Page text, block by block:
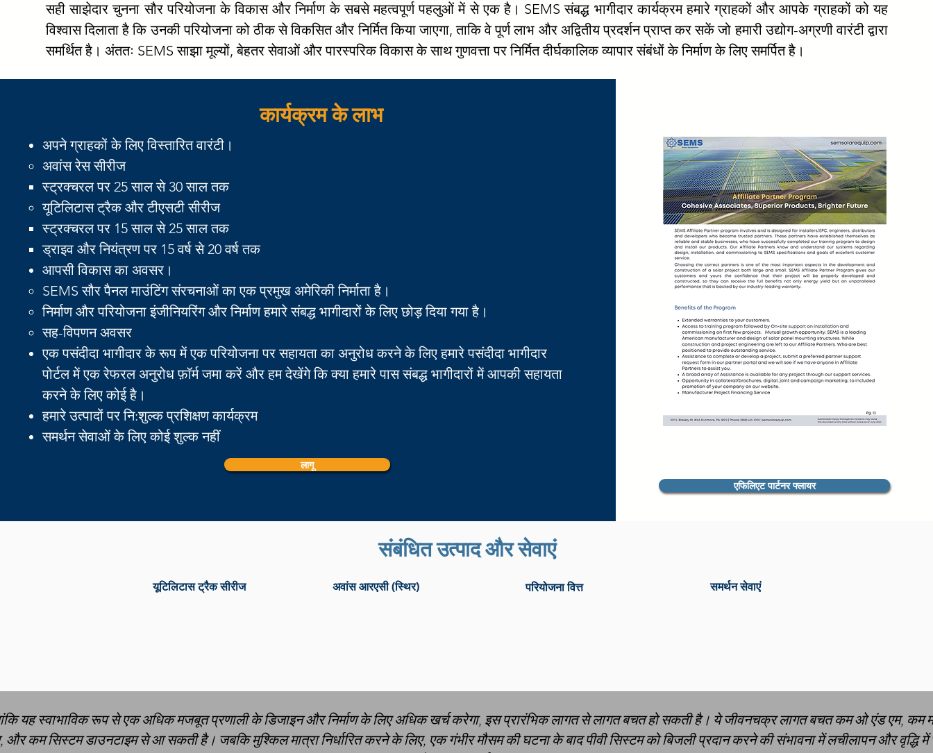
सही साझेदार चुनना सौर परियोजना के विकास और निर्माण के सबसे महत्वपूर्ण पहलुओं में से एक है। SEMS संबद्ध भागीदार कार्यक्रम हमारे ग्राहकों और आपके ग्राहकों को यह
विश्वास दिलाता है कि उनकी परियोजना को ठीक से विकसित और निर्मित किया जाएगा, ताकि वे पूर्ण लाभ और अद्वितीय प्रदर्शन प्राप्त कर सकें जो हमारी उद्योग-अग्रणी वारंटी द्वारा
समर्थित है। अंततः SEMS साझा मूल्यों, बेहतर सेवाओं और पारस्परिक विकास के साथ गुणवत्ता पर निर्मित दीर्घकालिक व्यापार संबंधों के निर्माण के लिए समर्पित है।
कार्यक्रम के लाभ
अपने ग्राहकों के लिए विस्तारित वारंटी।
अवांस रेस सीरीज
स्ट्रक्चरल पर 25 साल से 30 साल तक
यूटिलिटास ट्रैक और टीएसटी सीरीज
स्ट्रक्चरल पर 15 साल से 25 साल तक
ड्राइव और नियंत्रण पर 15 वर्ष से 20 वर्ष तक
आपसी विकास का अवसर।
SEMS सौर पैनल माउंटिंग संरचनाओं का एक प्रमुख अमेरिकी निर्माता है।
निर्माण और परियोजना इंजीनियरिंग और निर्माण हमारे संबद्ध भागीदारों के लिए छोड़ दिया गया है।
सह-विपणन अवसर
एक पसंदीदा भागीदार के रूप में एक परियोजना पर सहायता का अनुरोध करने के लिए हमारे पसंदीदा भागीदार
पोर्टल में एक रेफरल अनुरोध फ़ॉर्म जमा करें और हम देखेंगे कि क्या हमारे पास संबद्ध भागीदारों में आपकी सहायता
करने के लिए कोई है।
हमारे उत्पादों पर नि:शुल्क प्रशिक्षण कार्यक्रम
समर्थन सेवाओं के लिए कोई शुल्क नहीं
लागू
एफिलिएट पार्टनर फ्लायर
संबंधित उत्पाद और सेवाएं
यूटिलिटास ट्रैक सीरीज अवांस आरएसी (स्थिर) परियोजना वित्त समर्थन सेवाएं
यह स्वाभाविक रूप से एक अधिक मजबूत प्रणाली के डिजाइन और निर्माण के लिए अधिक खर्च करेगा, इस प्रारंभिक लागत से लागत बचत हो सकती है। ये जीवनचक्र लागत बचत कम ओ एंड एम, कम
और कम सिस्टम डाउनटाइम से आ सकती है। जबकि मुश्किल मात्रा निर्धारित करने के लिए, एक गंभीर मौसम की घटना के बाद पीवी सिस्टम को बिजली प्रदान करने की संभावना में लचीलापन और वृद्धि में